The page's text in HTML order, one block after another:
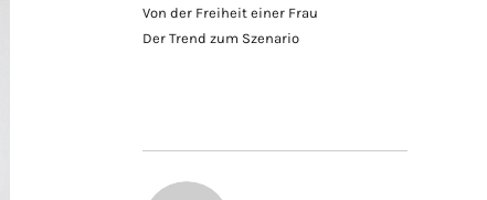
Von der Freiheit einer Frau
Der Trend zum Szenario